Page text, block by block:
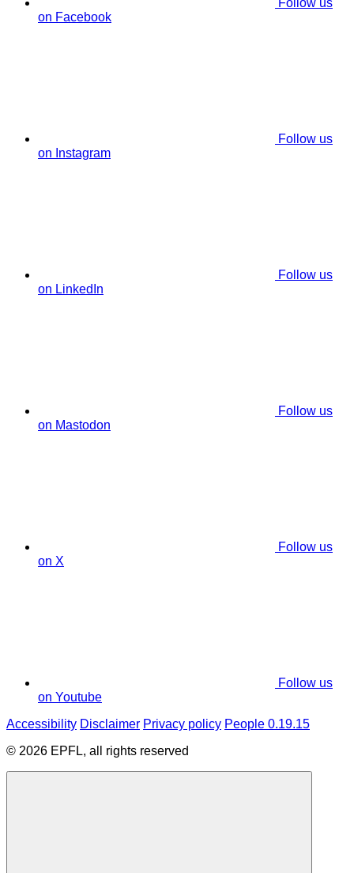
on Facebook
Follow us
on Instagram
Follow us
on LinkedIn
Follow us
on Mastodon
Follow us
on X
Follow us
on Youtube
Accessibility Disclaimer Privacy policy People 0.19.15
© 2026 EPFL, all rights reserved